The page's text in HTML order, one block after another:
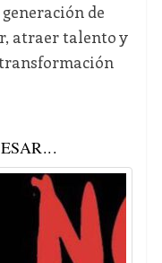
de
atraer talento y